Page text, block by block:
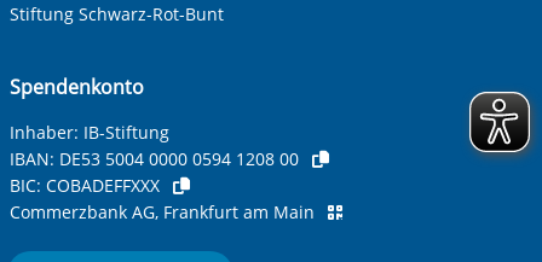
Stiftung Schwarz-Rot-Bunt
Spendenkonto
Inhaber: IB-Stiftung
IBAN: DE53 5004 0000 0594 1208 00
BIC: COBADEFFXXX
Commerzbank AG, Frankfurt am Main